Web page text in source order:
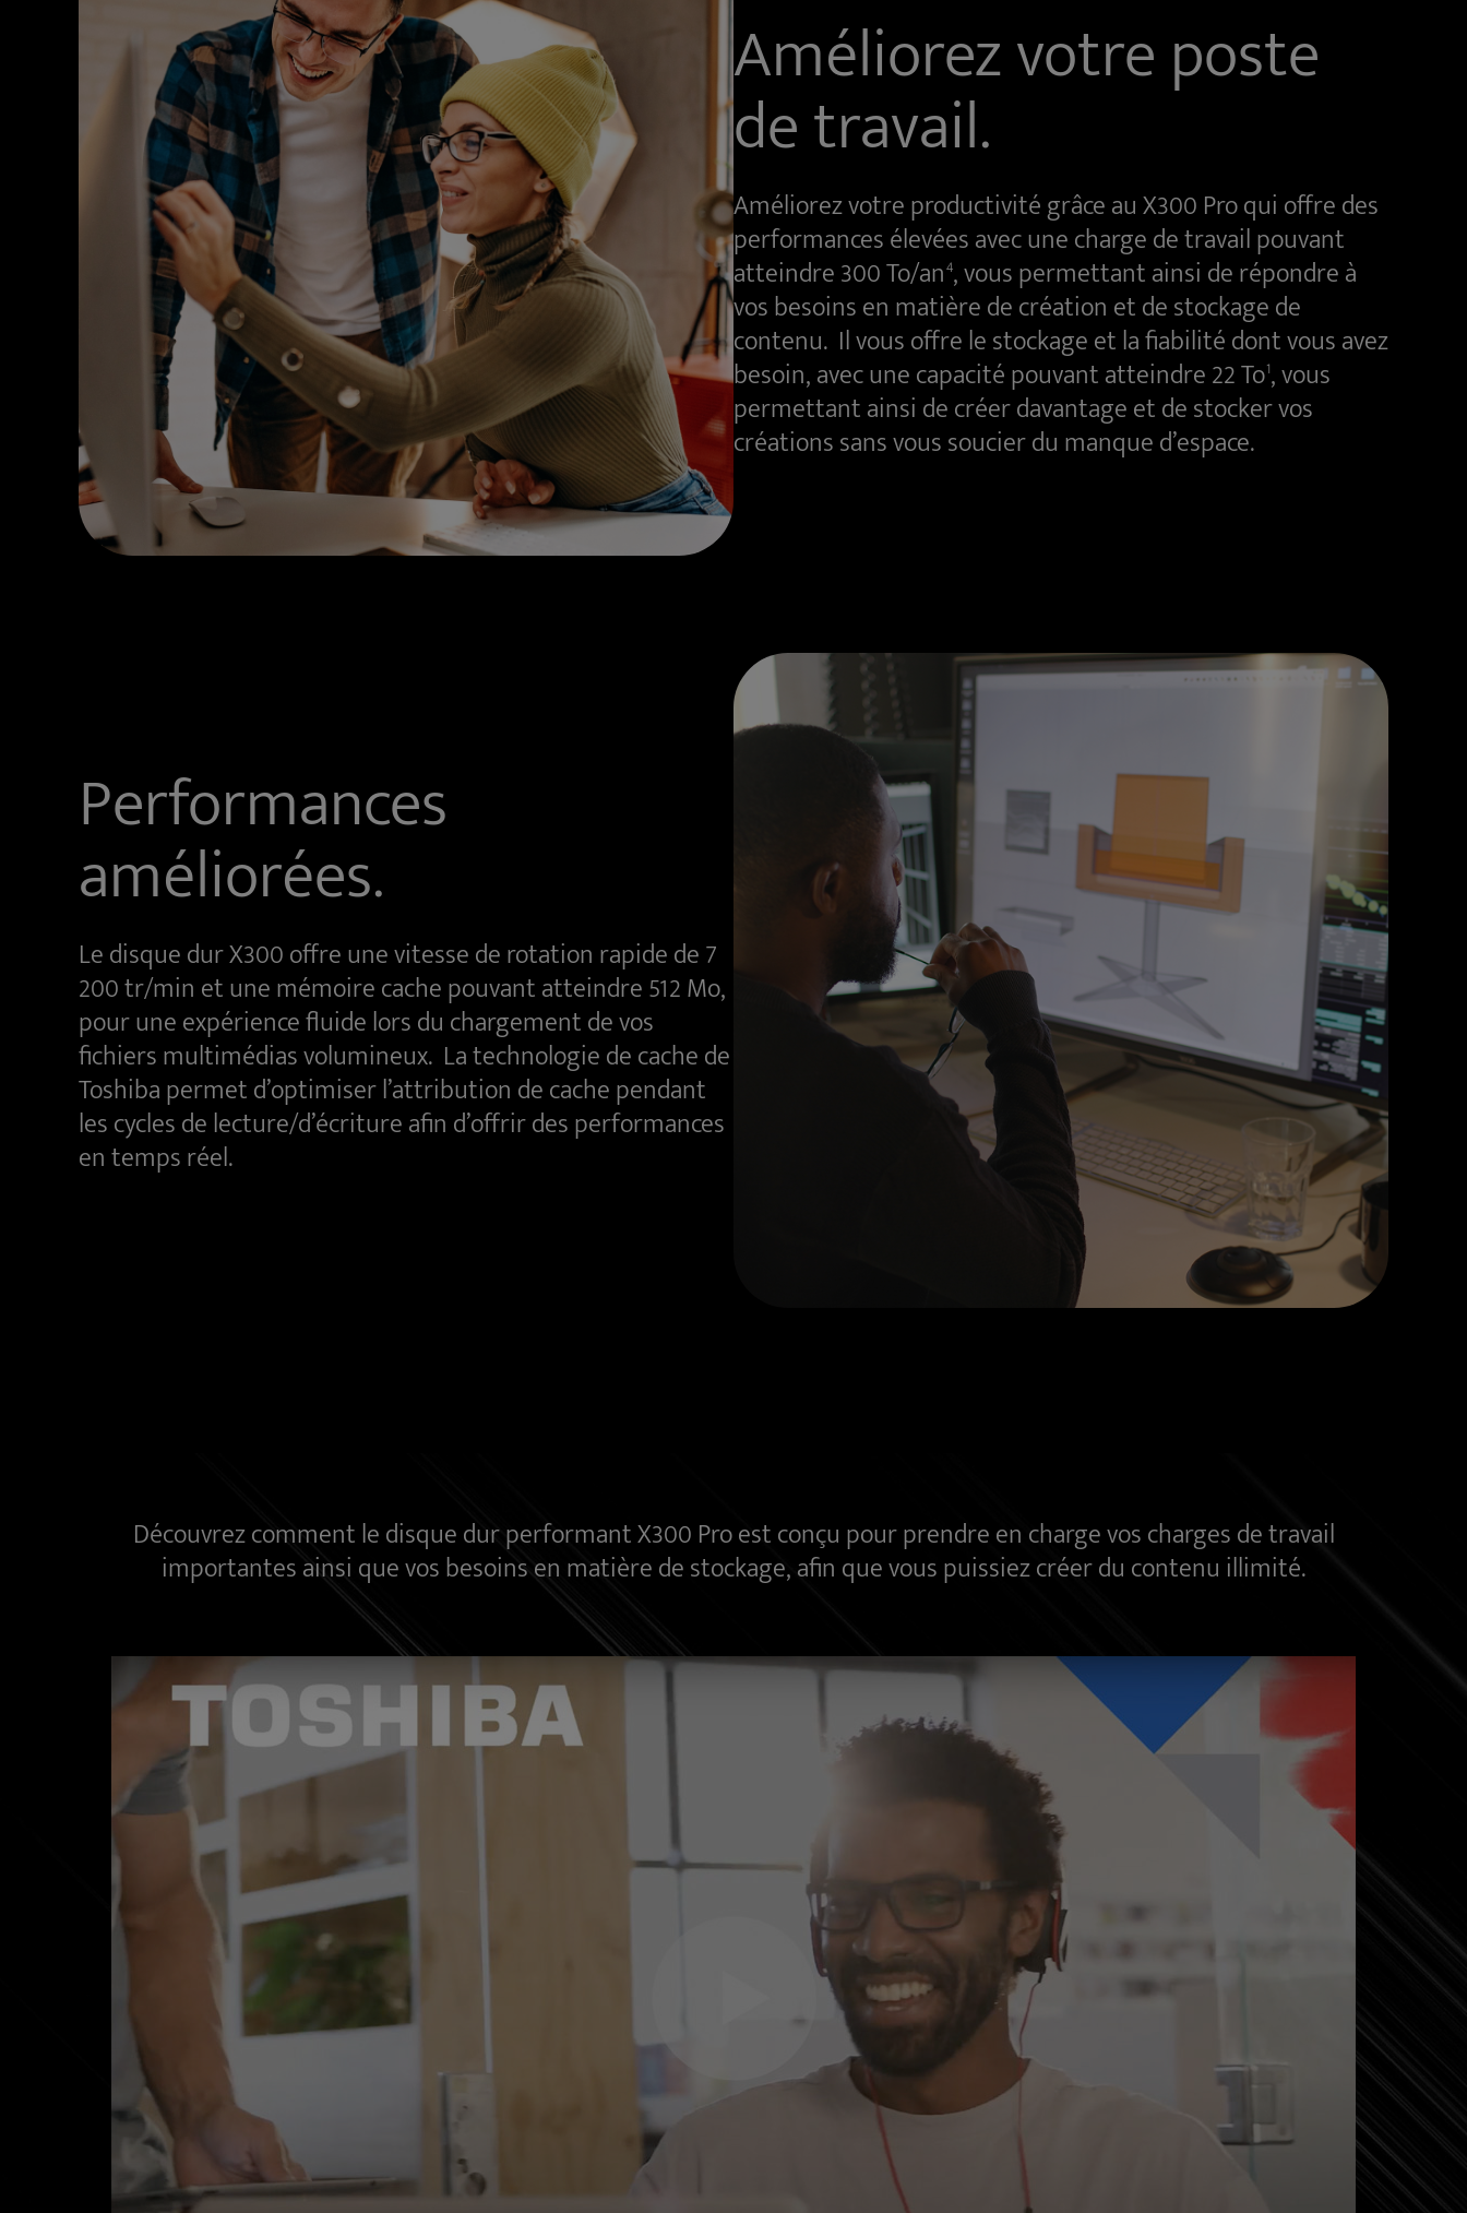
Améliorez votre poste
de travail.
Améliorez votre productivité grâce au X300 Pro qui offre des
performances élevées avec une charge de travail pouvant
atteindre 300 To/an4, vous permettant ainsi de répondre à
vos besoins en matière de création et de stockage de
contenu. Il vous offre le stockage et la fiabilité dont vous avez
besoin, avec une capacité pouvant atteindre 22 To1, vous
permettant ainsi de créer davantage et de stocker vos
créations sans vous soucier du manque d’espace.
Performances
améliorées.
Le disque dur X300 offre une vitesse de rotation rapide de 7
200 tr/min et une mémoire cache pouvant atteindre 512 Mo,
pour une expérience fluide lors du chargement de vos
fichiers multimédias volumineux. La technologie de cache de
Toshiba permet d’optimiser l’attribution de cache pendant
les cycles de lecture/d’écriture afin d’offrir des performances
en temps réel.
Découvrez comment le disque dur performant X300 Pro est conçu pour prendre en charge vos charges de travail
importantes ainsi que vos besoins en matière de stockage, afin que vous puissiez créer du contenu illimité.